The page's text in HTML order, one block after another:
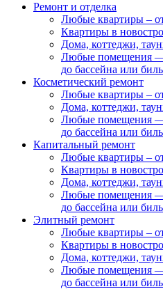
Ремонт и отделка
Любые квартиры –
Квартиры в
Дома, коттеджи,
Любые помещения —
до бассейна или
Косметический ремонт
Любые квартиры –
Дома, коттеджи,
Любые помещения —
до бассейна или
Капитальный ремонт
Любые квартиры –
Квартиры в
Дома, коттеджи,
Любые помещения —
до бассейна или
Элитный ремонт
Любые квартиры –
Квартиры в
Дома, коттеджи,
Любые помещения —
до бассейна или